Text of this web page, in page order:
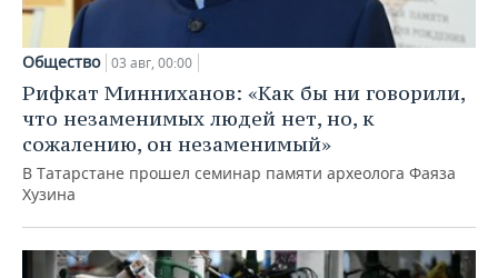
Общество 03 авг, 00:00
Рифкат Минниханов: «Как бы ни говорили,
что незаменимых людей нет, но, к
сожалению, он незаменимый»
В Татарстане прошел семинар памяти археолога Фаяза
Хузина